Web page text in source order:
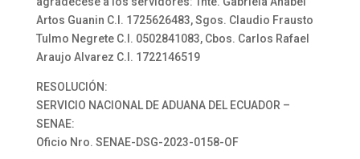
Artos Guanin C.I. 1725626483, Sgos. Claudio Frausto
Tulmo Negrete C.I. 0502841083, Cbos. Carlos Rafael
Araujo Alvarez C.I. 1722146519
RESOLUCIÓN:
SERVICIO NACIONAL DE ADUANA DEL ECUADOR –
SENAE:
Oficio Nro. SENAE-DSG-2023-0158-OF